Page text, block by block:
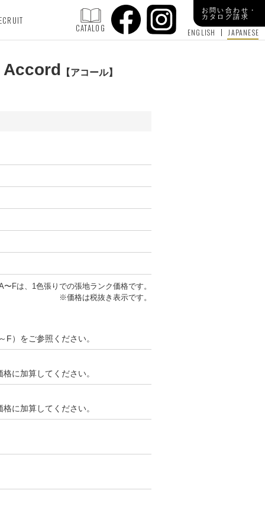
CATALOG ENGLISH JAPANESE
お問い合わせ・
カタログ請求
Accord アコール
Fは、1色張りでの張地ランク価格です。
※価格は税抜き表示です。
F）をご参照ください。
に加算してください。
に加算してください。